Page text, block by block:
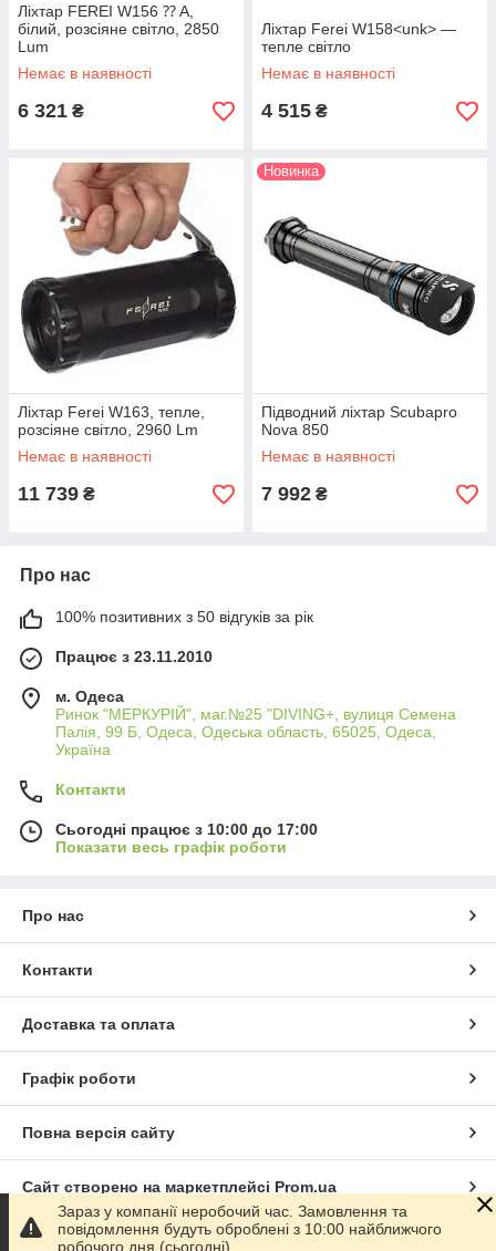
Ліхтар FEREI W156 ⁇ A,
білий, розсіяне світло, 2850
Lum
Немає в наявності
6 321 ₴
Ліхтар Ferei W158<unk> —
тепле світло
Немає в наявності
4 515 ₴
Ліхтар Ferei W163, тепле,
розсіяне світло, 2960 Lm
Немає в наявності
11 739 ₴
Новинка
Підводний ліхтар Scubapro
Nova 850
Немає в наявності
7 992 ₴
Про нас
100% позитивних з 50 відгуків за рік
Працює з 23.11.2010
м. Одеса
Ринок "МЕРКУРІЙ", маг.№25 "DIVING+, вулиця Семена
Палія, 99 Б, Одеса, Одеська область, 65025, Одеса,
Україна
Контакти
Сьогодні працює з 10:00 до 17:00
Показати весь графік роботи
Про нас
Контакти
Доставка та оплата
Графік роботи
Повна версія сайту
Сайт створено на маркетплейсі Prom.ua
Політика конфіденційності
Зараз у компанії неробочий час. Замовлення та
повідомлення будуть оброблені з 10:00 найближчого
робочого дня (сьогодні).